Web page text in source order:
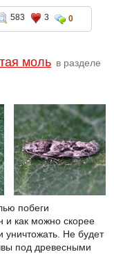
583 3 0
моль в разделе
побеги
и как можно скорее
уничтожать. Не будет
под древесными